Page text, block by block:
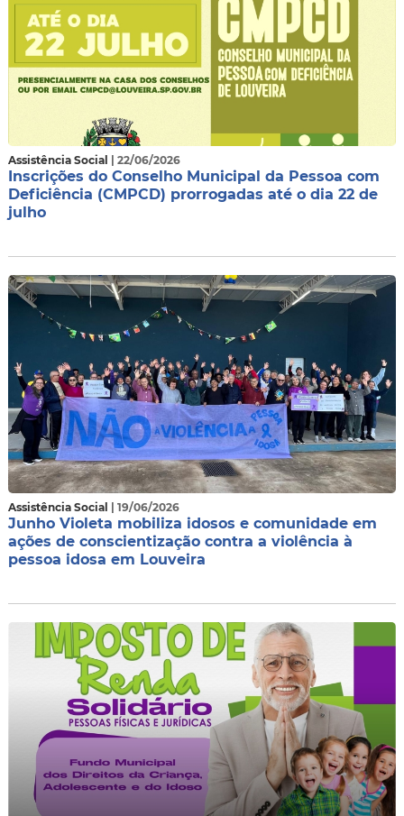
Assistência Social | 22/06/2026
Inscrições do Conselho Municipal da Pessoa com
Deficiência (CMPCD) prorrogadas até o dia 22 de
julho
Assistência Social | 19/06/2026
Junho Violeta mobiliza idosos e comunidade em
ações de conscientização contra a violência à
pessoa idosa em Louveira